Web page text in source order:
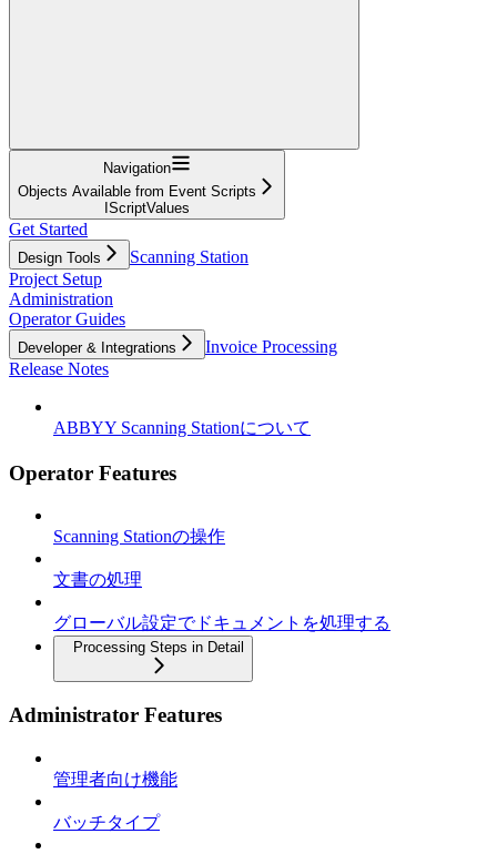
Navigation
Objects Available from Event Scripts
IScriptValues
Get Started
Design Tools
Scanning Station
Project Setup
Administration
Operator Guides
Developer & Integrations
Invoice Processing
Release Notes
ABBYY Scanning Stationについて
Operator Features
Scanning Stationの操作
文書の処理
グローバル設定でドキュメントを処理する
Processing Steps in Detail
Administrator Features
管理者向け機能
バッチタイプ